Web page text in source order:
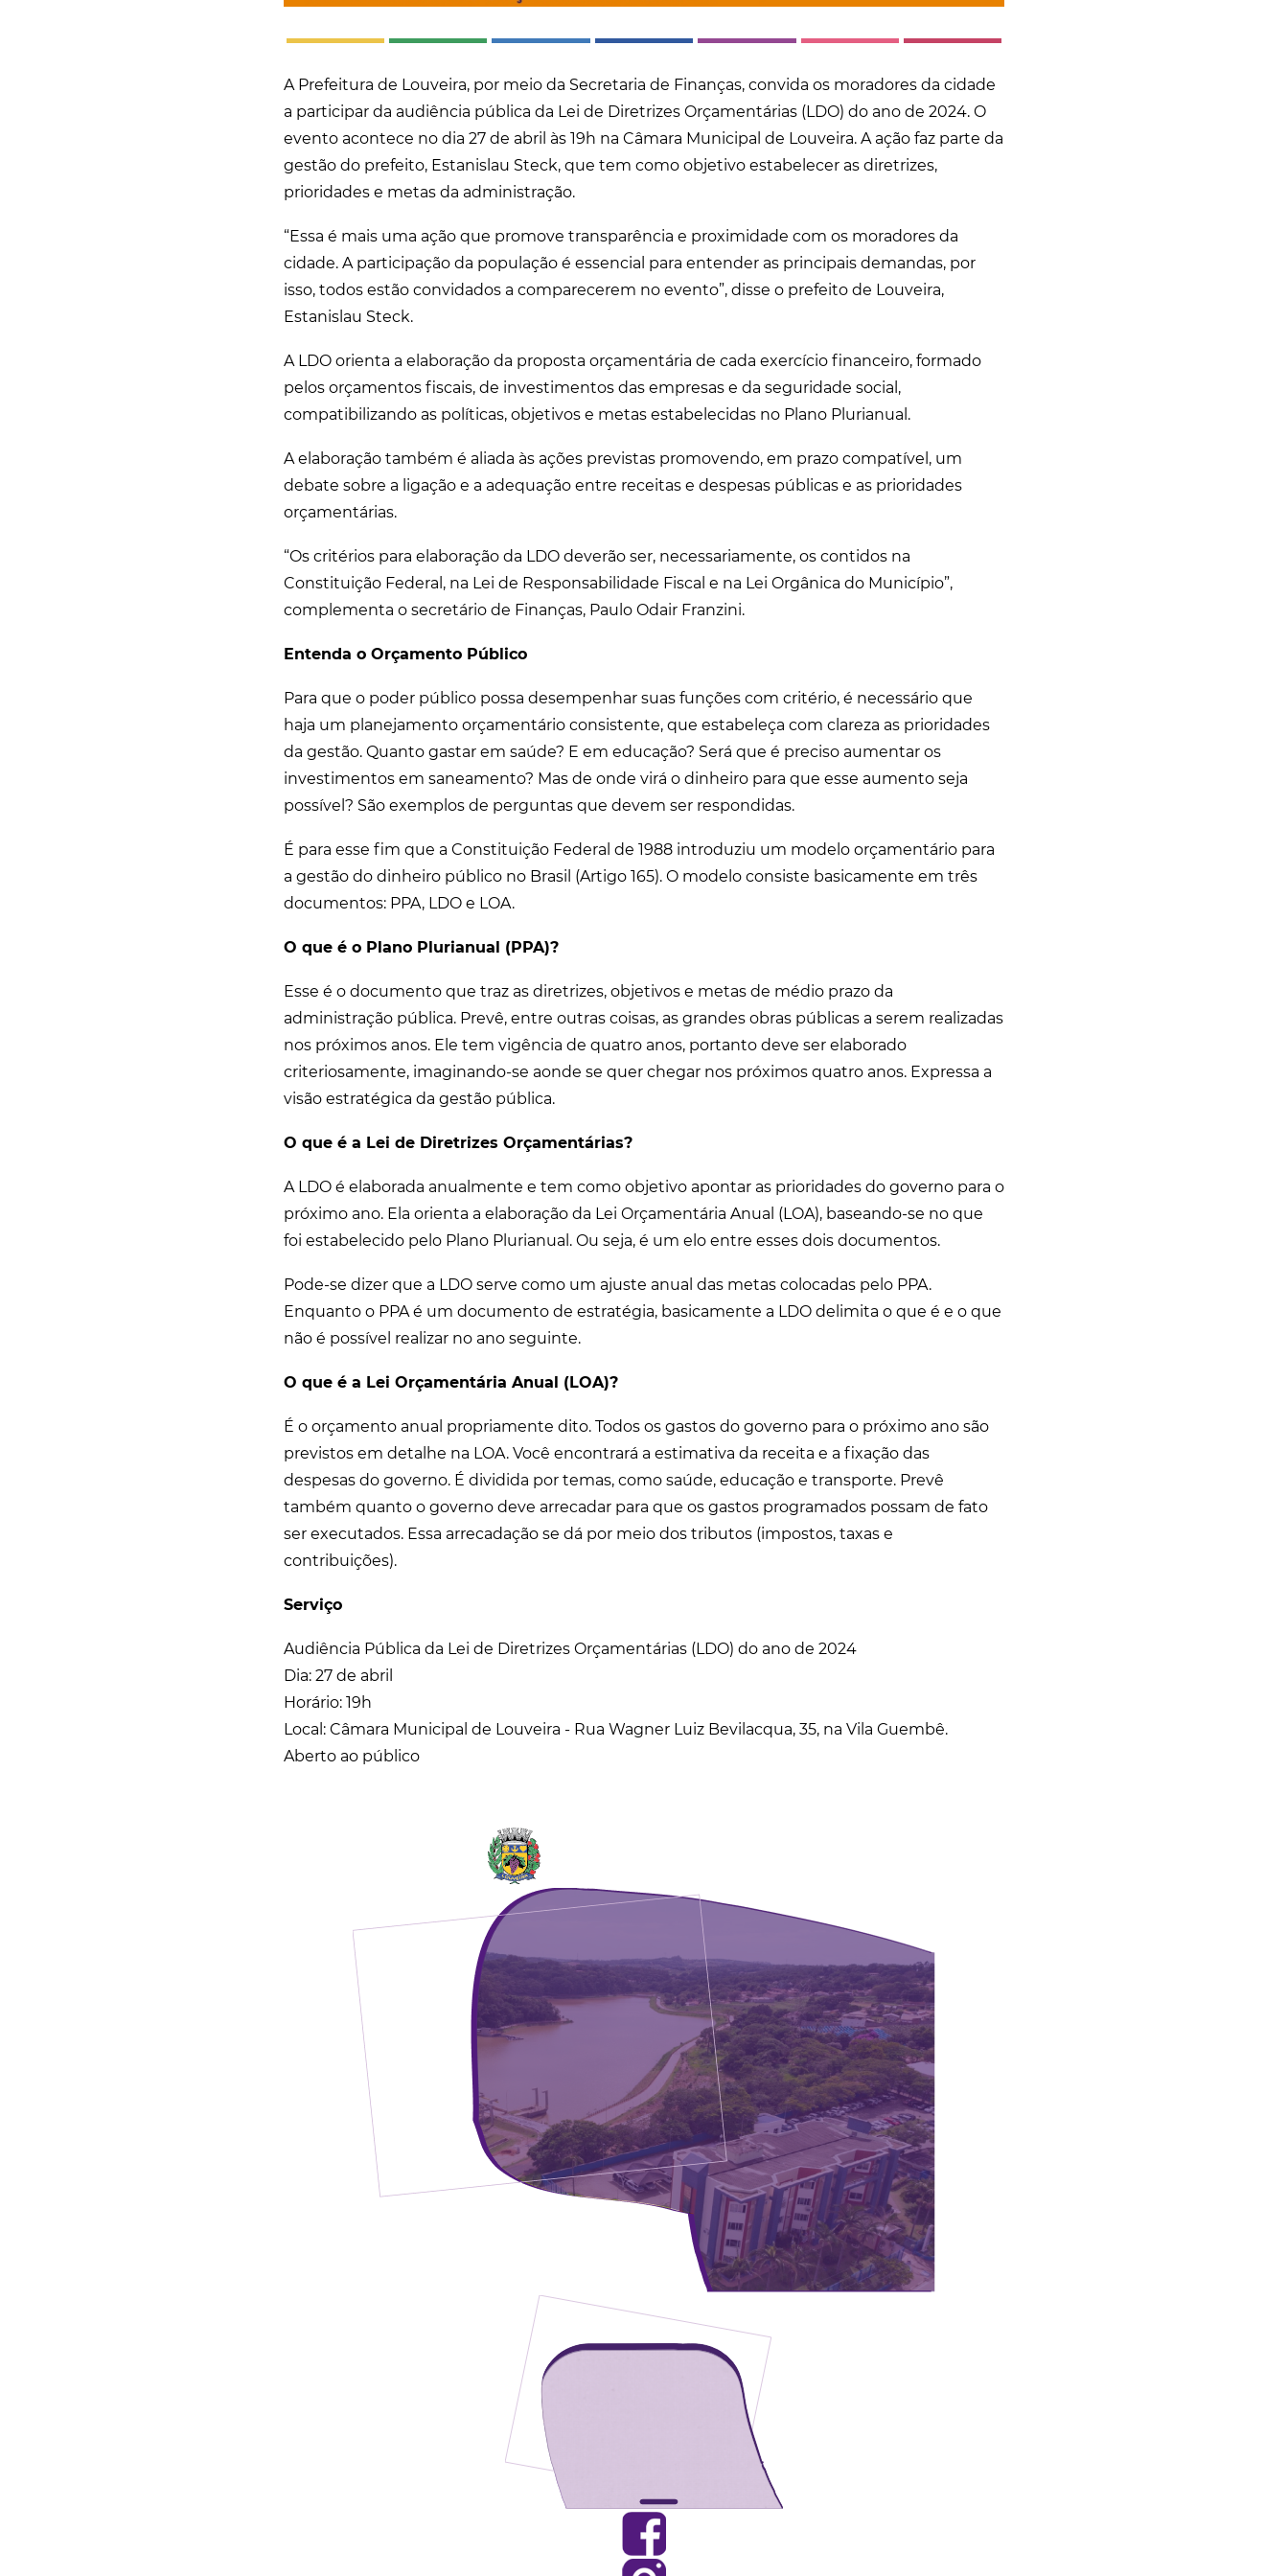
A Prefeitura de Louveira, por meio da Secretaria de Finanças, convida os moradores da cidade
a participar da audiência pública da Lei de Diretrizes Orçamentárias (LDO) do ano de 2024. O
evento acontece no dia 27 de abril às 19h na Câmara Municipal de Louveira. A ação faz parte da
gestão do prefeito, Estanislau Steck, que tem como objetivo estabelecer as diretrizes,
prioridades e metas da administração.
“Essa é mais uma ação que promove transparência e proximidade com os moradores da
cidade. A participação da população é essencial para entender as principais demandas, por
isso, todos estão convidados a comparecerem no evento”, disse o prefeito de Louveira,
Estanislau Steck.
A LDO orienta a elaboração da proposta orçamentária de cada exercício financeiro, formado
pelos orçamentos fiscais, de investimentos das empresas e da seguridade social,
compatibilizando as políticas, objetivos e metas estabelecidas no Plano Plurianual.
A elaboração também é aliada às ações previstas promovendo, em prazo compatível, um
debate sobre a ligação e a adequação entre receitas e despesas públicas e as prioridades
orçamentárias.
“Os critérios para elaboração da LDO deverão ser, necessariamente, os contidos na
Constituição Federal, na Lei de Responsabilidade Fiscal e na Lei Orgânica do Município”,
complementa o secretário de Finanças, Paulo Odair Franzini.
Entenda o Orçamento Público
Para que o poder público possa desempenhar suas funções com critério, é necessário que
haja um planejamento orçamentário consistente, que estabeleça com clareza as prioridades
da gestão. Quanto gastar em saúde? E em educação? Será que é preciso aumentar os
investimentos em saneamento? Mas de onde virá o dinheiro para que esse aumento seja
possível? São exemplos de perguntas que devem ser respondidas.
É para esse fim que a Constituição Federal de 1988 introduziu um modelo orçamentário para
a gestão do dinheiro público no Brasil (Artigo 165). O modelo consiste basicamente em três
documentos: PPA, LDO e LOA.
O que é o Plano Plurianual (PPA)?
Esse é o documento que traz as diretrizes, objetivos e metas de médio prazo da
administração pública. Prevê, entre outras coisas, as grandes obras públicas a serem realizadas
nos próximos anos. Ele tem vigência de quatro anos, portanto deve ser elaborado
criteriosamente, imaginando-se aonde se quer chegar nos próximos quatro anos. Expressa a
visão estratégica da gestão pública.
O que é a Lei de Diretrizes Orçamentárias?
A LDO é elaborada anualmente e tem como objetivo apontar as prioridades do governo para o
próximo ano. Ela orienta a elaboração da Lei Orçamentária Anual (LOA), baseando-se no que
foi estabelecido pelo Plano Plurianual. Ou seja, é um elo entre esses dois documentos.
Pode-se dizer que a LDO serve como um ajuste anual das metas colocadas pelo PPA.
Enquanto o PPA é um documento de estratégia, basicamente a LDO delimita o que é e o que
não é possível realizar no ano seguinte.
O que é a Lei Orçamentária Anual (LOA)?
É o orçamento anual propriamente dito. Todos os gastos do governo para o próximo ano são
previstos em detalhe na LOA. Você encontrará a estimativa da receita e a fixação das
despesas do governo. É dividida por temas, como saúde, educação e transporte. Prevê
também quanto o governo deve arrecadar para que os gastos programados possam de fato
ser executados. Essa arrecadação se dá por meio dos tributos (impostos, taxas e
contribuições).
Serviço
Audiência Pública da Lei de Diretrizes Orçamentárias (LDO) do ano de 2024
Dia: 27 de abril
Horário: 19h
Local: Câmara Municipal de Louveira - Rua Wagner Luiz Bevilacqua, 35, na Vila Guembê.
Aberto ao público